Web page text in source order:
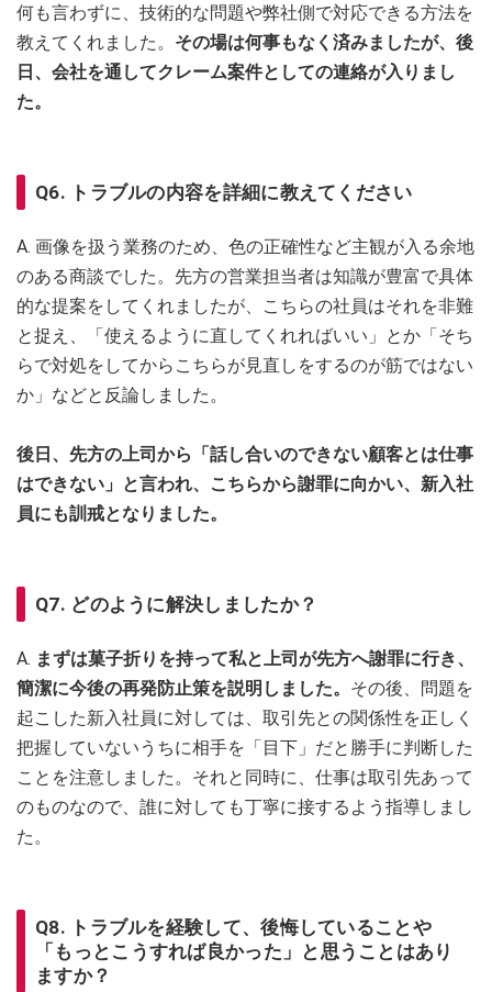
何も言わずに、技術的な問題や弊社側で対応できる方法を
教えてくれました。 その場は何事もなく済みましたが、後
日、会社を通してクレーム案件としての連絡が入りまし
た。
Q6. トラブルの内容を詳細に教えてください
A. 画像を扱う業務のため、色の正確性など主観が入る余地
のある商談でした。先方の営業担当者は知識が豊富で具体
的な提案をしてくれましたが、こちらの社員はそれを非難
と捉え、「使えるように直してくれればいい」とか「そち
らで対処をしてからこちらが見直しをするのが筋ではない
か」などと反論しました。
後日、先方の上司から「話し合いのできない顧客とは仕事
はできない」と言われ、こちらから謝罪に向かい、新入社
員にも訓戒となりました。
Q7. どのように解決しましたか？
A. まずは菓子折りを持って私と上司が先方へ謝罪に行き、
簡潔に今後の再発防止策を説明しました。 その後、問題を
起こした新入社員に対しては、取引先との関係性を正しく
把握していないうちに相手を「目下」だと勝手に判断した
ことを注意しました。それと同時に、仕事は取引先あって
のものなので、誰に対しても丁寧に接するよう指導しまし
た。
Q8. トラブルを経験して、後悔していることや
「もっとこうすれば良かった」と思うことはあり
ますか？